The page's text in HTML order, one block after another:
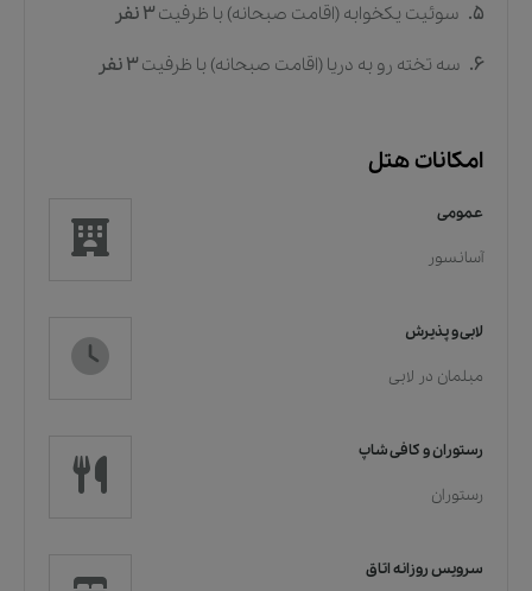
5. سوئیت یکخوابه (اقامت صبحانه) با ظرفیت 3 نفر
6. سه تخته رو به دریا (اقامت صبحانه) با ظرفیت 3 نفر
امکانات هتل
عمومی
آسانسور
لابی و پذیرش
مبلمان در لابی
رستوران و کافی شاپ
رستوران
سرویس روزانه اتاق